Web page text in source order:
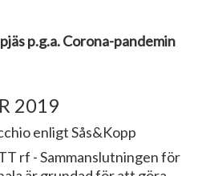
p.g.a. Corona-pandemin
2019
enligt Sås&Kopp
rf - Sammanslutningen för